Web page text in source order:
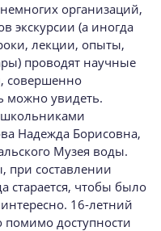
организаций,
экскурсии (а иногда
лекции, опыты,
проводят научные
совершенно
можно увидеть.
Надежда Борисовна,
Музея воды.
при составлении
старается, чтобы было
16-летний
помимо доступности